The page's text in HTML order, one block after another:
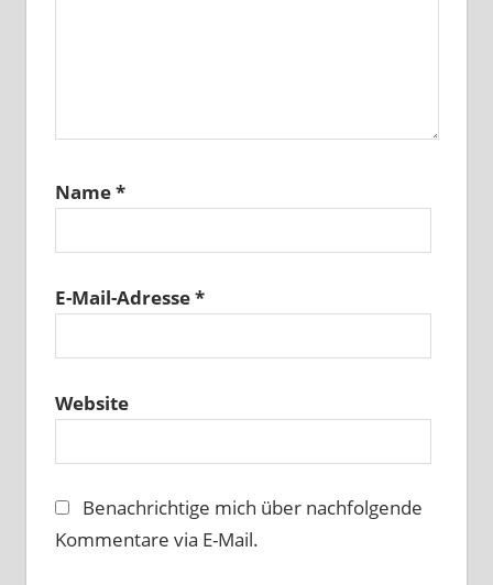
Name*
E-Mail-Adresse*
Website
Benachrichtige mich über nachfolgende
Kommentare via E-Mail.